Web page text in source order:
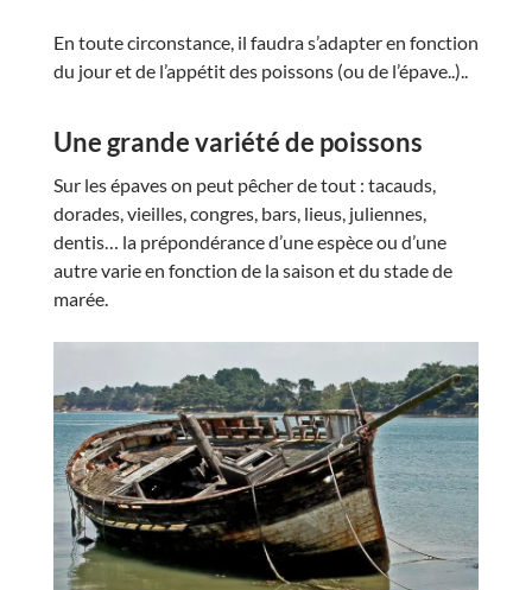
En toute circonstance, il faudra s’adapter en fonction
du jour et de l’appétit des poissons (ou de l’épave..)..
Une grande variété de poissons
Sur les épaves on peut pêcher de tout : tacauds,
dorades, vieilles, congres, bars, lieus, juliennes,
dentis… la prépondérance d’une espèce ou d’une
autre varie en fonction de la saison et du stade de
marée.